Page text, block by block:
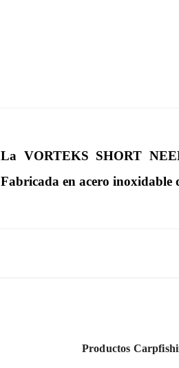
La VORTEKS SHORT
Fabricada en acero
Productos